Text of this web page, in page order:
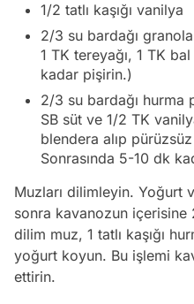
1/2 tatlı kaşığı vanilya
2/3 su bardağı
1 TK tereyağı, 1 TK bal
kadar pişirin.)
2/3 su bardağı hurma
SB süt ve 1/2 TK
blendera alıp pürüzsüz
Sonrasında 5-10 dk
Muzları dilimleyin. Yoğurt
sonra kavanozun içerisine
dilim muz, 1 tatlı kaşığı
yoğurt koyun. Bu işlemi
ettirin.